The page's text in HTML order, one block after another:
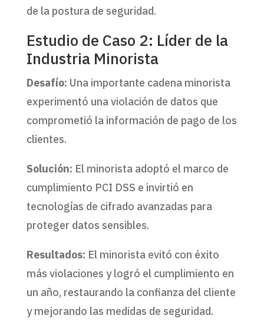
de la postura de seguridad.
Estudio de Caso 2: Líder de la
Industria Minorista
Desafío: Una importante cadena minorista
experimentó una violación de datos que
comprometió la información de pago de los
clientes.
Solución: El minorista adoptó el marco de
cumplimiento PCI DSS e invirtió en
tecnologías de cifrado avanzadas para
proteger datos sensibles.
Resultados: El minorista evitó con éxito
más violaciones y logró el cumplimiento en
un año, restaurando la confianza del cliente
y mejorando las medidas de seguridad.